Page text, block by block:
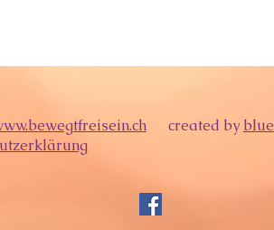
created by blue